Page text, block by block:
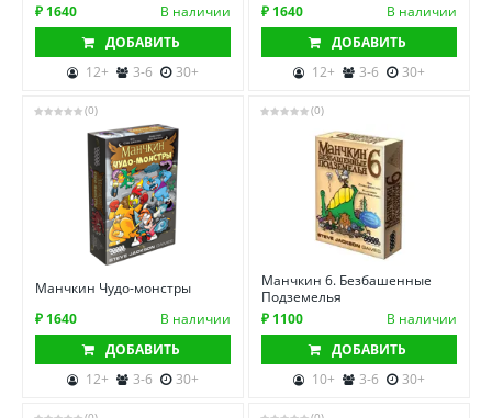
₽ 1640
В наличии
ДОБАВИТЬ
12+
3-6 30+
₽ 1640
В наличии
ДОБАВИТЬ
12+
3-6 30+
(0)
Манчкин Чудо-монстры
₽ 1640
В наличии
ДОБАВИТЬ
12+
3-6 30+
(0)
Манчкин 6. Безбашенные
Подземелья
₽ 1100
В наличии
ДОБАВИТЬ
10+
3-6 30+